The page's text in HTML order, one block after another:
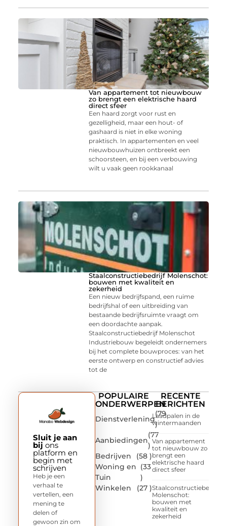
Van appartement tot nieuwbouw
zo brengt een elektrische haard
direct sfeer
Een haard zorgt voor rust en
gezelligheid, maar een hout- of
gashaard is niet in elke woning
praktisch. In appartementen en veel
nieuwbouwhuizen ontbreekt een
schoorsteen, en bij een verbouwing
wilt u vaak geen rookkanaal
Staalconstructiebedrijf Molenschot:
bouwen met kwaliteit en
zekerheid
Een nieuw bedrijfspand, een ruime
bedrijfshal of een uitbreiding van
bestaande bedrijfsruimte vraagt om
een doordachte aanpak.
Staalconstructiebedrijf Molenschot
Industriebouw begeleidt ondernemers
bij het complete bouwproces: van het
eerste ontwerp en constructief advies
tot de
POPULAIRE
ONDERWERPEN
Dienstverlening
(79
)
Aanbiedingen
(77
)
Bedrijven
(58 )
Woning en
Tuin
(33
)
Winkelen
(27 )
RECENTE
BERICHTEN
Laadpalen in de
wintermaanden
Van appartement
tot nieuwbouw zo
brengt een
elektrische haard
direct sfeer
Staalconstructiebedrijf
Molenschot:
bouwen met
kwaliteit en
zekerheid
Sluit je aan
bij ons
platform en
begin met
schrijven
Heb je een
verhaal te
vertellen, een
mening te
delen of
gewoon zin om